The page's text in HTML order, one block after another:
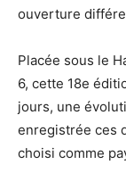
ouverture
Placée sous le
6, cette 18e
jours, une
enregistrée ces
choisi comme